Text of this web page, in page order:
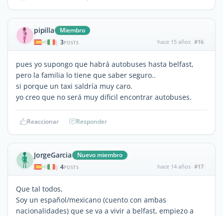
pipilla Miembro
| 3POSTS hace 15 años #16
pues yo supongo que habrá autobuses hasta belfast,
pero la familia lo tiene que saber seguro..
si porque un taxi saldría muy caro.
yo creo que no será muy dificil encontrar autobuses.
Reaccionar Responder
JorgeGarcia Nuevo miembro
| 4POSTS hace 14 años #17
Que tal todos,
Soy un español/mexicano (cuento con ambas
nacionalidades) que se va a vivir a belfast, empiezo a